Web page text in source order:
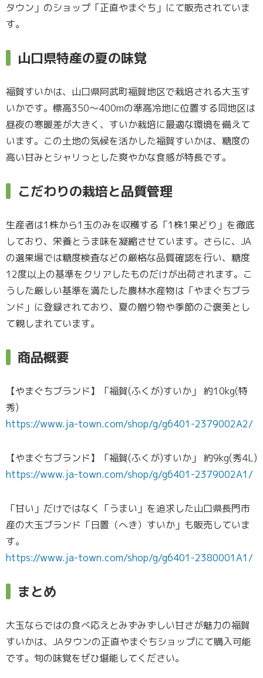
タウン」のショップ「正直やまぐち」にて販売されていま
す。
山口県特産の夏の味覚
福賀すいかは、山口県阿武町福賀地区で栽培される大玉す
いかです。標高350〜400mの準高冷地に位置する同地区は
昼夜の寒暖差が大きく、すいか栽培に最適な環境を備えて
います。この土地の気候を活かした福賀すいかは、糖度の
高い甘みとシャリっとした爽やかな食感が特長です。
こだわりの栽培と品質管理
生産者は1株から1玉のみを収穫する「1株1果どり」を徹底
しており、栄養とうま味を凝縮させています。さらに、JA
の選果場では糖度検査などの厳格な品質確認を行い、糖度
12度以上の基準をクリアしたものだけが出荷されます。こ
うした厳しい基準を満たした農林水産物は「やまぐちブラ
ンド」に登録されており、夏の贈り物や季節のご褒美とし
て親しまれています。
商品概要
【やまぐちブランド】「福賀(ふくが)すいか」 約10kg(特
秀)
https://www.ja-town.com/shop/g/g6401-2379002A2/
【やまぐちブランド】「福賀(ふくが)すいか」 約9kg(秀4L)
https://www.ja-town.com/shop/g/g6401-2379002A1/
「甘い」だけではなく「うまい」を追求した山口県長門市
産の大玉ブランド「日置（へき）すいか」も販売していま
す。
https://www.ja-town.com/shop/g/g6401-2380001A1/
まとめ
大玉ならではの食べ応えとみずみずしい甘さが魅力の福賀
すいかは、JAタウンの正直やまぐちショップにて購入可能
です。旬の味覚をぜひ堪能してください。